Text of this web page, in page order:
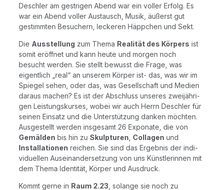
Desch­ler am gest­ri­gen Abend war ein vol­ler Erfolg. Es
war ein Abend vol­ler Aus­tausch, Musik, äußerst gut
gestimm­ten Besu­chern, lecke­ren Häpp­chen und Sekt.
Die Aus­stel­lung zum The­ma Rea­li­tät des Kör­pers ist
somit eröff­net und kann heu­te und mor­gen noch
besucht wer­den. Sie stellt bewusst die Fra­ge, was
eigent­lich „real“ an unse­rem Kör­per ist- das, was wir im
Spie­gel sehen, oder das, was Gesell­schaft und Medi­en
dar­aus machen? Es ist der Abschluss unse­res zwei­jäh­ri­
gen Leis­tungs­kur­ses, wobei wir auch Herrn Desch­ler für
sei­nen Ein­satz und die Unter­stüt­zung dan­ken möch­ten.
Aus­ge­stellt wer­den ins­ge­samt 26 Expo­na­te, die von
Gemäl­den bis hin zu Skulp­tu­ren Col­la­gen und
Instal­la­tio­nen rei­chen. Sie sind das Ergeb­nis der indi­
vi­du­el­len Aus­ein­an­der­set­zung von uns Künst­le­rin­nen mit
dem The­ma Iden­ti­tät, Kör­per und Ausdruck.
Kommt ger­ne in Raum 2.23 , solan­ge sie noch zu